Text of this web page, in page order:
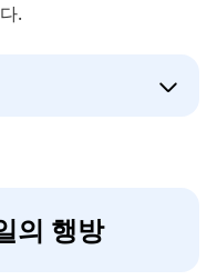
.
의 행방